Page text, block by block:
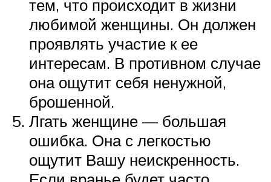
тем, что происходит в жизни
любимой женщины. Он должен
проявлять участие к ее
интересам. В противном случае
она ощутит себя ненужной,
брошенной.
Лгать женщине — большая
ошибка. Она с легкостью
ощутит Вашу неискренность.